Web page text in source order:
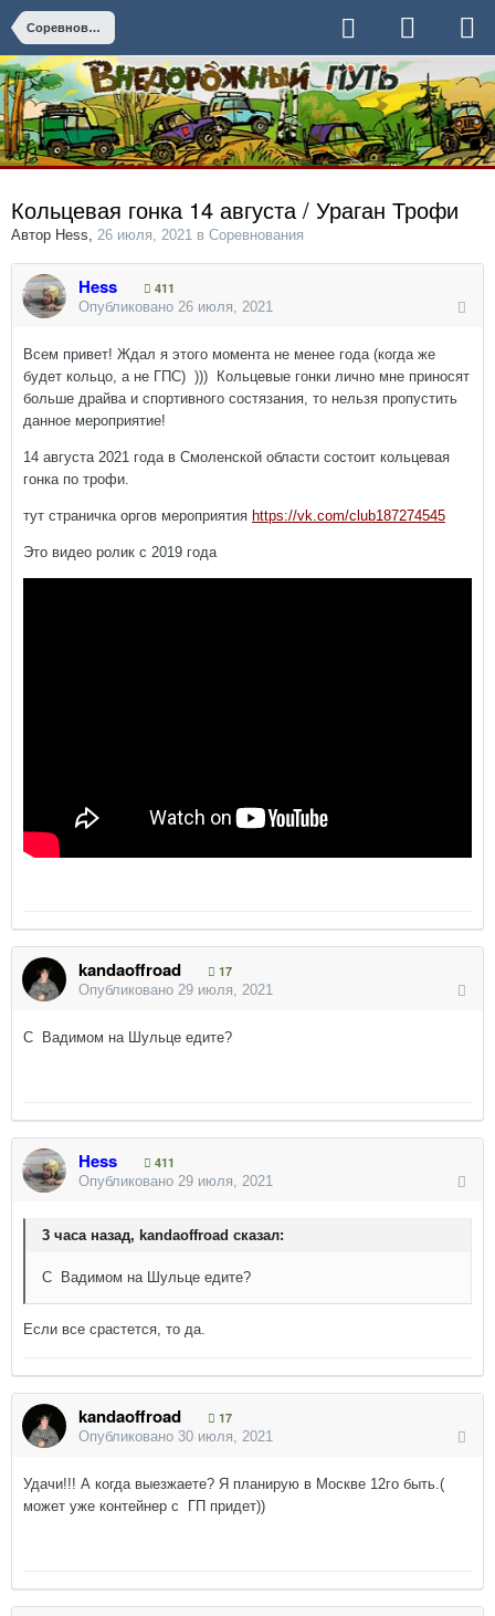
Соревнования
Кольцевая гонка 14 августа / Ураган Трофи
Автор Hess, 26 июля, 2021 в Соревнования
Hess
411
Опубликовано 26 июля, 2021
Всем привет! Ждал я этого момента не менее года (когда же
будет кольцо, а не ГПС) ))) Кольцевые гонки лично мне приносят
больше драйва и спортивного состязания, то нельзя пропустить
данное мероприятие!
14 августа 2021 года в Смоленской области состоит кольцевая
гонка по трофи.
тут страничка оргов мероприятия https://vk.com/club187274545
Это видео ролик с 2019 года
kandaoffroad
17
Опубликовано 29 июля, 2021
С Вадимом на Шульце едите?
Hess
411
Опубликовано 29 июля, 2021
3 часа назад, kandaoffroad сказал:
С Вадимом на Шульце едите?
Если все срастется, то да.
kandaoffroad
17
Опубликовано 30 июля, 2021
Удачи!!! А когда выезжаете? Я планирую в Москве 12го быть.(
может уже контейнер с ГП придет))